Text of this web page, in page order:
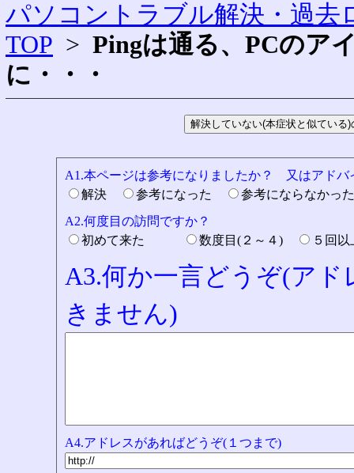
パソコントラブル解決・過去
TOP > Pingは通る、PCのア
に・・・
A1.本ページは参考になりましたか？ 又はアドバ
解決
参考になった
参考にならなか
A2.何度目の訪問ですか？
初めて来た
数度目(２～４) ５回
A3.何か一言どうぞ(ア
きません)
A4.アドレスがあればどうぞ(１つまで)